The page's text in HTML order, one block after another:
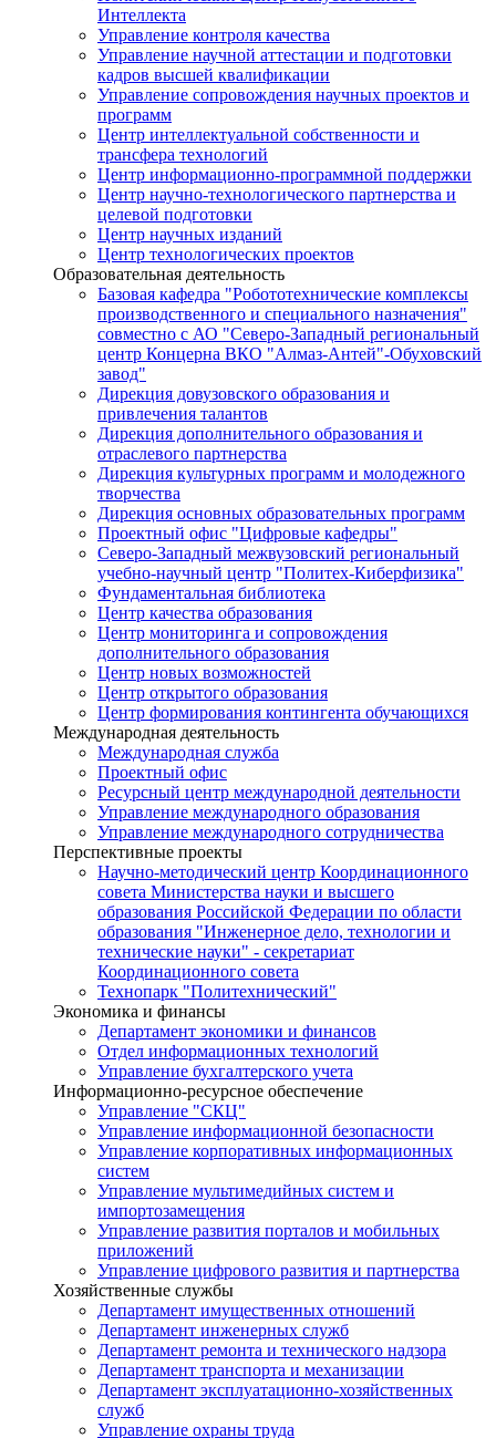
Интеллекта
Управление контроля качества
Управление научной аттестации и подготовки
кадров высшей квалификации
Управление сопровождения научных проектов и
программ
Центр интеллектуальной собственности и
трансфера технологий
Центр информационно-программной поддержки
Центр научно-технологического партнерства и
целевой подготовки
Центр научных изданий
Центр технологических проектов
Образовательная деятельность
Базовая кафедра "Робототехнические комплексы
производственного и специального назначения"
совместно с АО "Северо-Западный региональный
центр Концерна ВКО "Алмаз-Антей"-Обуховский
завод"
Дирекция довузовского образования и
привлечения талантов
Дирекция дополнительного образования и
отраслевого партнерства
Дирекция культурных программ и молодежного
творчества
Дирекция основных образовательных программ
Проектный офис "Цифровые кафедры"
Северо-Западный межвузовский региональный
учебно-научный центр "Политех-Киберфизика"
Фундаментальная библиотека
Центр качества образования
Центр мониторинга и сопровождения
дополнительного образования
Центр новых возможностей
Центр открытого образования
Центр формирования контингента обучающихся
Международная деятельность
Международная служба
Проектный офис
Ресурсный центр международной деятельности
Управление международного образования
Управление международного сотрудничества
Перспективные проекты
Научно-методический центр Координационного
совета Министерства науки и высшего
образования Российской Федерации по области
образования "Инженерное дело, технологии и
технические науки" - секретариат
Координационного совета
Технопарк "Политехнический"
Экономика и финансы
Департамент экономики и финансов
Отдел информационных технологий
Управление бухгалтерского учета
Информационно-ресурсное обеспечение
Управление "СКЦ"
Управление информационной безопасности
Управление корпоративных информационных
систем
Управление мультимедийных систем и
импортозамещения
Управление развития порталов и мобильных
приложений
Управление цифрового развития и партнерства
Хозяйственные службы
Департамент имущественных отношений
Департамент инженерных служб
Департамент ремонта и технического надзора
Департамент транспорта и механизации
Департамент эксплуатационно-хозяйственных
служб
Управление охраны труда